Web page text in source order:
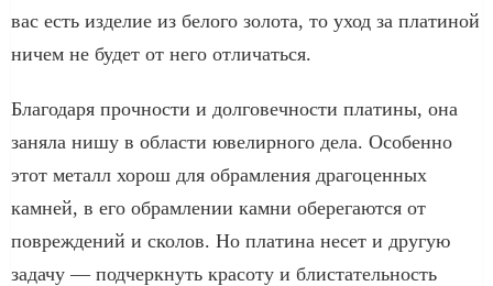
вас есть изделие из белого золота, то уход за платиной
ничем не будет от него отличаться.
Благодаря прочности и долговечности платины, она
заняла нишу в области ювелирного дела. Особенно
этот металл хорош для обрамления драгоценных
камней, в его обрамлении камни оберегаются от
повреждений и сколов. Но платина несет и другую
задачу — подчеркнуть красоту и блистательность